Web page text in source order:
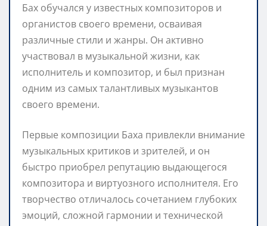
Бах обучался у известных композиторов и
органистов своего времени, осваивая
различные стили и жанры. Он активно
участвовал в музыкальной жизни, как
исполнитель и композитор, и был признан
одним из самых талантливых музыкантов
своего времени.
Первые композиции Баха привлекли внимание
музыкальных критиков и зрителей, и он
быстро приобрел репутацию выдающегося
композитора и виртуозного исполнителя. Его
творчество отличалось сочетанием глубоких
эмоций, сложной гармонии и технической